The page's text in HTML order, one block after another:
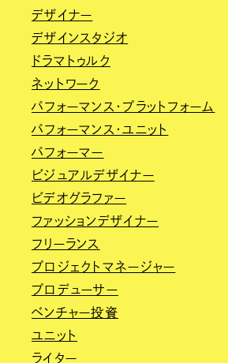
デザイナー
デザインスタジオ
ドラマトゥルク
ネットワーク
パフォーマンス・プラットフォーム
パフォーマンス・ユニット
パフォーマー
ビジュアルデザイナー
ビデオグラファー
ファッションデザイナー
フリーランス
プロジェクトマネージャー
プロデューサー
ベンチャー投資
ユニット
ライター